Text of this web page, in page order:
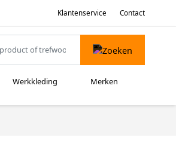
Klantenservice Contact
Werkkleding Merken